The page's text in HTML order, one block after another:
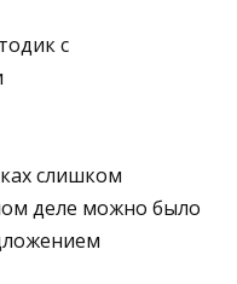
с
слишком
деле можно было